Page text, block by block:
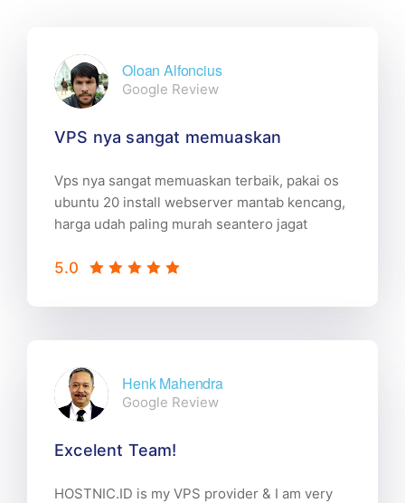
Oloan Alfoncius
Google Review
VPS nya sangat memuaskan
Vps nya sangat memuaskan terbaik, pakai os
ubuntu 20 install webserver mantab kencang,
harga udah paling murah seantero jagat
5.0
Henk Mahendra
Google Review
Excelent Team!
HOSTNIC.ID is my VPS provider & I am very